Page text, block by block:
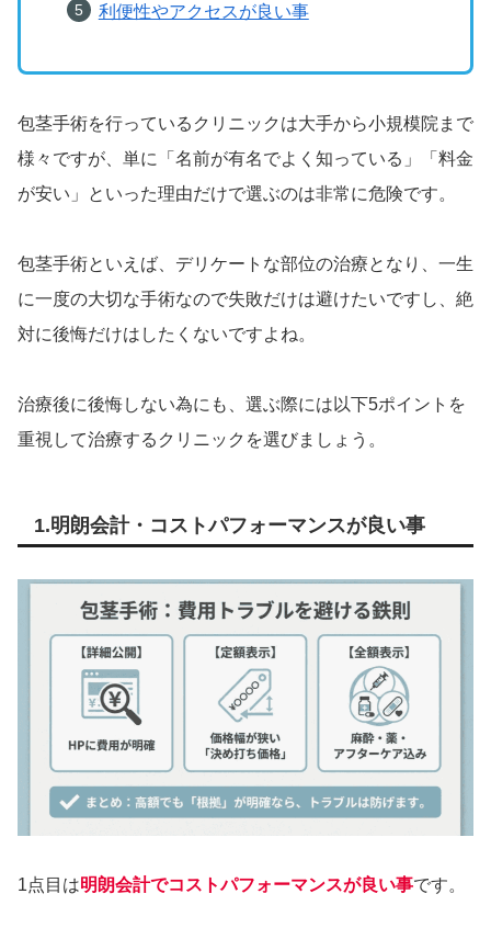
利便性やアクセスが良い事
包茎手術を行っているクリニックは大手から小規模院まで
様々ですが、単に「名前が有名でよく知っている」「料金
が安い」といった理由だけで選ぶのは非常に危険です。
包茎手術といえば、デリケートな部位の治療となり、一生
に一度の大切な手術なので失敗だけは避けたいですし、絶
対に後悔だけはしたくないですよね。
治療後に後悔しない為にも、選ぶ際には以下5ポイントを
重視して治療するクリニックを選びましょう。
1.明朗会計・コストパフォーマンスが良い事
1点目は明朗会計でコストパフォーマンスが良い事です。